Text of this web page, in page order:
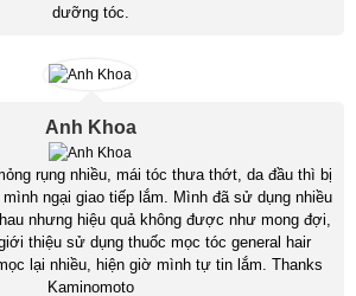
dưỡng tóc.
Anh Khoa
rụng nhiều, mái tóc thưa thớt, da đầu thì bị
ngại giao tiếp lắm. Mình đã sử dụng nhiều
nhưng hiệu quả không được như mong đợi,
thiệu sử dụng thuốc mọc tóc general hair
lại nhiều, hiện giờ mình tự tin lắm. Thanks
Kaminomoto